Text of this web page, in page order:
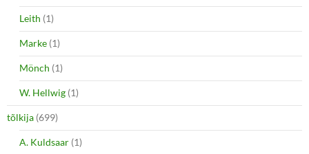
Leith (1)
Marke (1)
Mönch (1)
W. Hellwig (1)
tõlkija (699)
A. Kuldsaar (1)